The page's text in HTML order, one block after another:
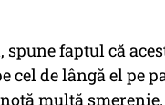
faptul că
cel de lângă el pe
multă